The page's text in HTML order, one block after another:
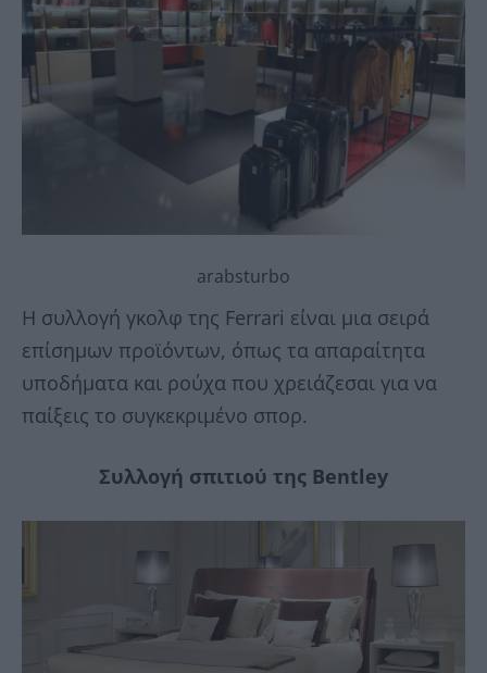
arabsturbo
Η συλλογή γκολφ της Ferrari είναι μια σειρά
επίσημων προϊόντων, όπως τα απαραίτητα
υποδήματα και ρούχα που χρειάζεσαι για να
παίξεις το συγκεκριμένο σπορ.
Συλλογή σπιτιού της Bentley